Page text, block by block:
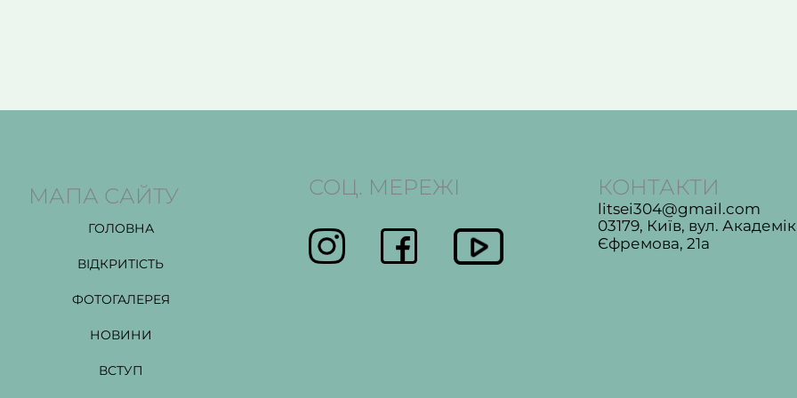
МАПА САЙТУ
ГОЛОВНА
ВІДКРИТІСТЬ
ФОТОГАЛЕРЕЯ
НОВИНИ
ВСТУП
СОЦ. МЕРЕЖІ КОНТАКТИ
litsei304@gmail.com
03179, Київ, вул.
Єфремова, 21а